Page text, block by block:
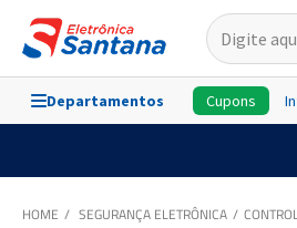
Departamentos Cupons
SEGURANÇA ELETRÔNICA